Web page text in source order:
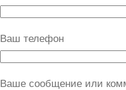
Ваш телефон
Ваше сообщение или